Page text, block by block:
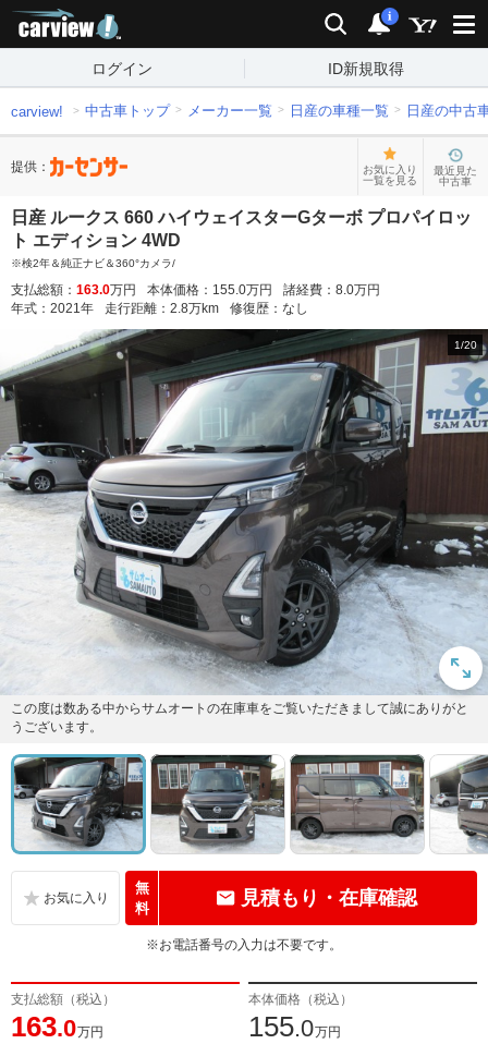
検索 通知
i
ログイン ID新規取得
carview! 中古車トップ メーカー一覧 日産の車種一覧 日産の中古
提供：
お気に入り
一覧を見る
最近見た
中古車
日産 ルークス 660 ハイウェイスターGターボ プロパイロッ
ト エディション 4WD
※検2年＆純正ナビ＆360°カメラ/
支払総額： 163.0万円 本体価格： 155.0万円 諸経費： 8.0万円
年式： 2021年 走行距離： 2.8万km 修復歴： なし
1/20
この度は数ある中からサムオートの在庫車をご覧いただきまして誠にありがと
うございます。
無
料
見積もり・在庫確認
※お電話番号の入力は不要です。
支払総額（税込）
163.0万円
本体価格（税込）
155.0万円